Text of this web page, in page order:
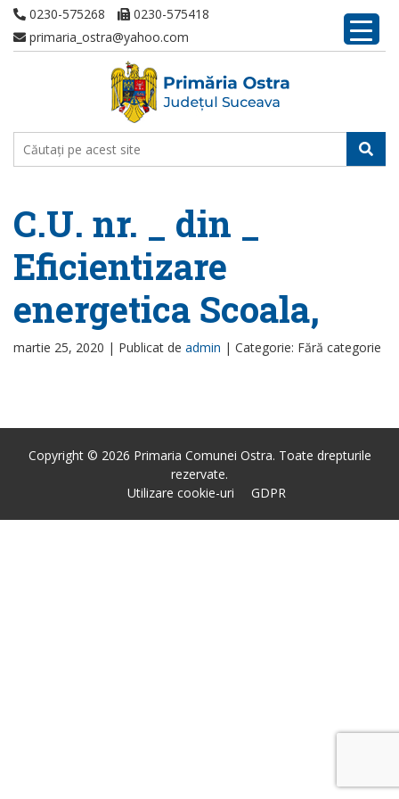
0230-575268
0230-575418
primaria_ostra@yahoo.com
C.U. nr. _ din _
Eficientizare
energetica Scoala,
martie 25, 2020 | Publicat de admin | Categorie: Fără categorie
Copyright © 2026 Primaria Comunei Ostra. Toate drepturile
rezervate.
Utilizare cookie-uri
GDPR